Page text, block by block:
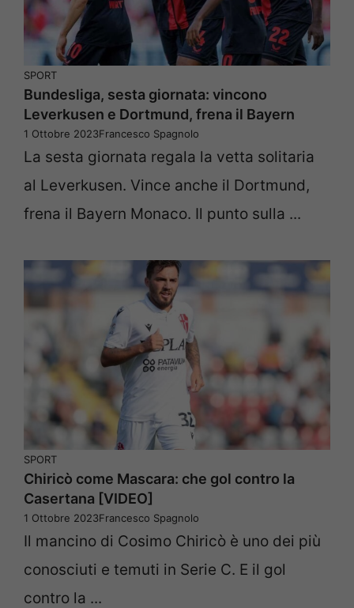
SPORT
Bundesliga, sesta giornata: vincono
Leverkusen e Dortmund, frena il Bayern
1 Ottobre 2023Francesco Spagnolo
La sesta giornata regala la vetta solitaria
al Leverkusen. Vince anche il Dortmund,
frena il Bayern Monaco. Il punto sulla ...
SPORT
Chiricò come Mascara: che gol contro la
Casertana [VIDEO]
1 Ottobre 2023Francesco Spagnolo
Il mancino di Cosimo Chiricò è uno dei più
conosciuti e temuti in Serie C. E il gol
contro la ...